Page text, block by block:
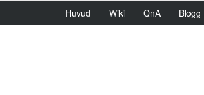
Huvud Wiki QnA Blogg